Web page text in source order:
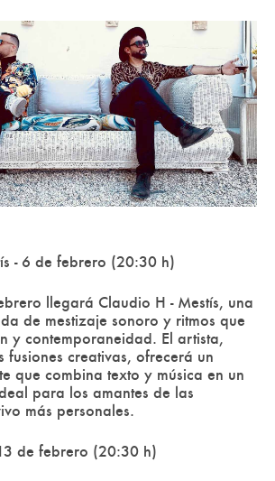
- 6 de febrero (20:30 h)
llegará Claudio H - Mestís, una
de mestizaje sonoro y ritmos que
y contemporaneidad. El artista,
fusiones creativas, ofrecerá un
que combina texto y música en un
para los amantes de las
más personales.
de febrero (20:30 h)